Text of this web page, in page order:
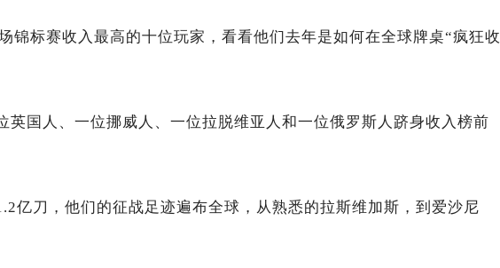
锦标赛收入最高的十位玩家，看看他们去年是如何在全球牌桌“疯狂收
英国人、一位挪威人、一位拉脱维亚人和一位俄罗斯人跻身收入榜前
亿刀，他们的征战足迹遍布全球，从熟悉的拉斯维加斯，到爱沙尼